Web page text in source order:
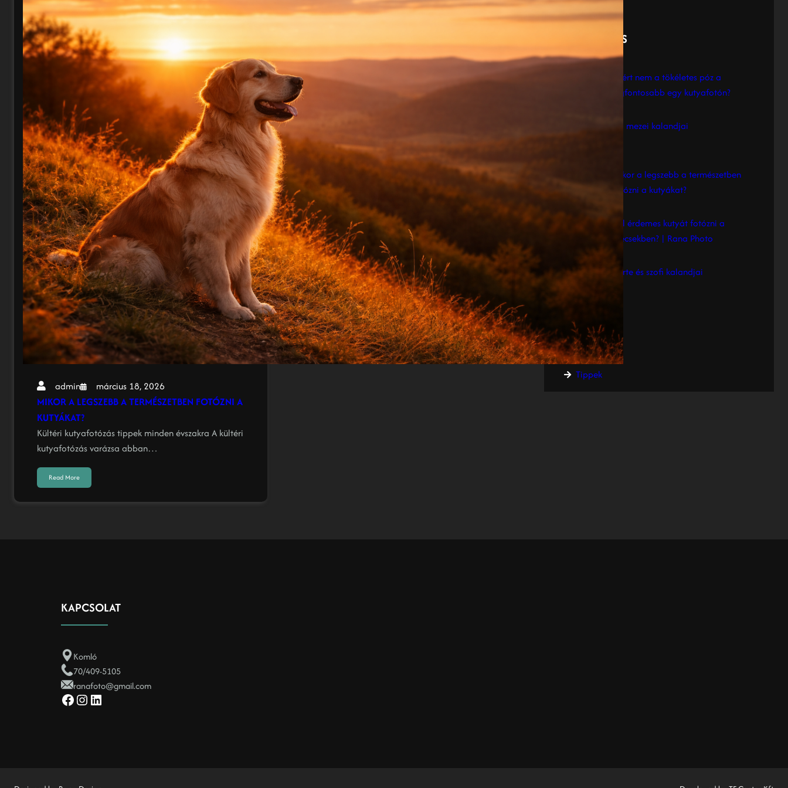
admin március 18, 2026
MIKOR A LEGSZEBB A TERMÉSZETBEN FOTÓZNI A
KUTYÁKAT?
Kültéri kutyafotózás tippek minden évszakra A kültéri
kutyafotózás varázsa abban…
Read More
r
h
LATEST POSTS
Miért nem a tökéletes póz a
legfontosabb egy kutyafotón?
Fifi mezei kalandjai
Mikor a legszebb a természetben
fotózni a kutyákat?
Hol érdemes kutyát fotózni a
Mecsekben? | Rana Photo
Körte és szofi kalandjai
CATEGORIES
Fotózások
Gondolatok
Tippek
KAPCSOLAT
Komló
70/409-5105
ranafoto@gmail.com
Facebook Instagram LinkedIn